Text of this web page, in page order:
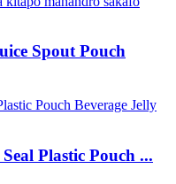
Spout Pouch
Plastic Pouch ...